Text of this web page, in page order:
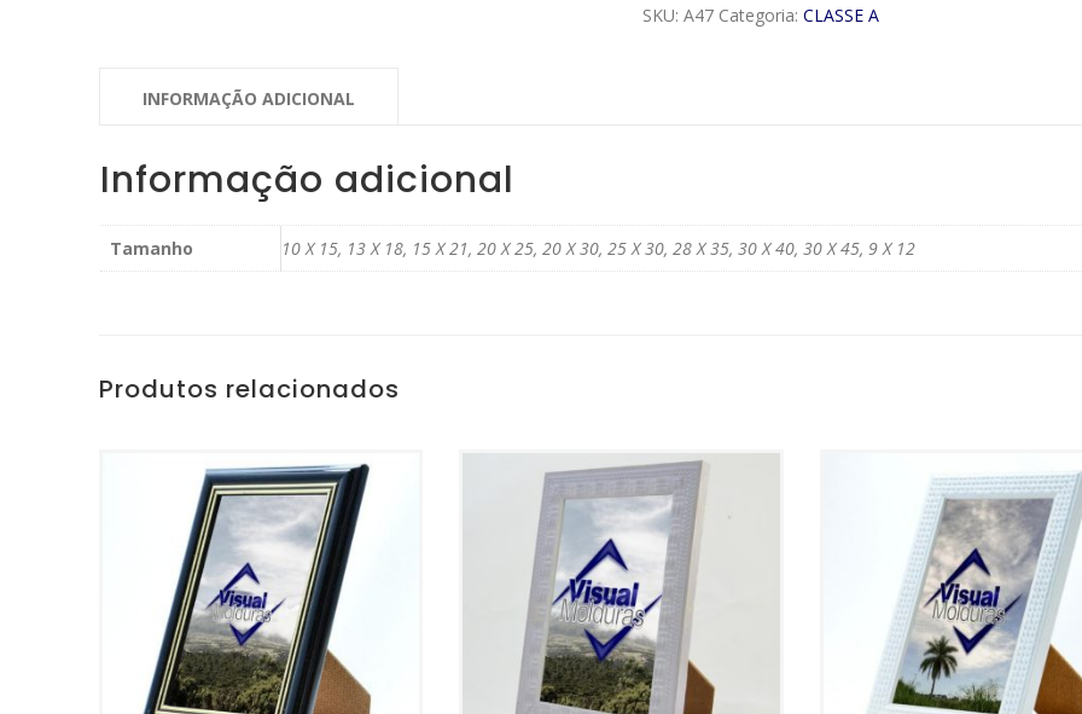
Modelo
SKU: A47 Categoria: CLASSE A
INFORMAÇÃO ADICIONAL
Informação adicional
Tamanho 10 X 15, 13 X 18, 15 X 21, 20 X 25, 20 X 30, 25 X 30, 28 X 35, 30 X 40, 30 X 45, 9 X 12
Produtos relacionados